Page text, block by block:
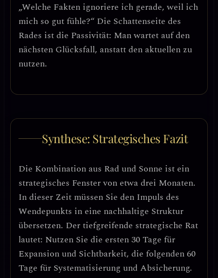
„Welche Fakten ignoriere ich gerade, weil ich
mich so gut fühle?“ Die Schattenseite des
Rades ist die Passivität: Man wartet auf den
nächsten Glücksfall, anstatt den aktuellen zu
nutzen.
Synthese: Strategisches Fazit
Die Kombination aus Rad und Sonne ist ein
strategisches Fenster von etwa drei Monaten.
In dieser Zeit müssen Sie den Impuls des
Wendepunkts in eine nachhaltige Struktur
übersetzen. Der tiefgreifende strategische Rat
lautet: Nutzen Sie die ersten 30 Tage für
Expansion und Sichtbarkeit, die folgenden 60
Tage für Systematisierung und Absicherung.